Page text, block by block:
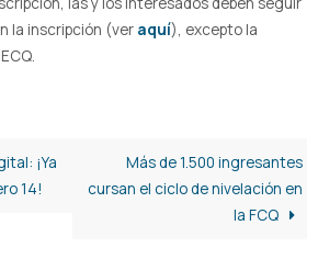
la inscripción (ver aquí), excepto la
¡Ya
14!
Más de 1.500 ingresantes
cursan el ciclo de nivelación en
la FCQ